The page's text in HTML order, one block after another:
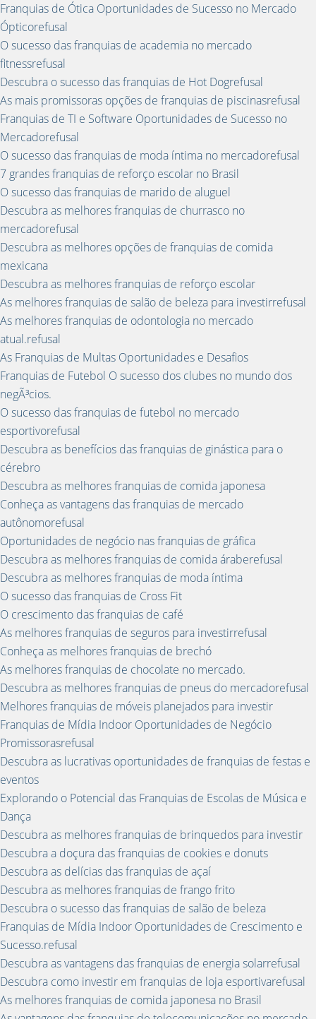
Franquias de Ótica Oportunidades de Sucesso no Mercado
Ópticorefusal
O sucesso das franquias de academia no mercado
fitnessrefusal
Descubra o sucesso das franquias de Hot Dogrefusal
As mais promissoras opções de franquias de piscinasrefusal
Franquias de TI e Software Oportunidades de Sucesso no
Mercadorefusal
O sucesso das franquias de moda íntima no mercadorefusal
7 grandes franquias de reforço escolar no Brasil
O sucesso das franquias de marido de aluguel
Descubra as melhores franquias de churrasco no
mercadorefusal
Descubra as melhores opções de franquias de comida
mexicana
Descubra as melhores franquias de reforço escolar
As melhores franquias de salão de beleza para investirrefusal
As melhores franquias de odontologia no mercado
atual.refusal
As Franquias de Multas Oportunidades e Desafios
Franquias de Futebol O sucesso dos clubes no mundo dos
negÃ³cios.
O sucesso das franquias de futebol no mercado
esportivorefusal
Descubra as benefícios das franquias de ginástica para o
cérebro
Descubra as melhores franquias de comida japonesa
Conheça as vantagens das franquias de mercado
autônomorefusal
Oportunidades de negócio nas franquias de gráfica
Descubra as melhores franquias de comida áraberefusal
Descubra as melhores franquias de moda íntima
O sucesso das franquias de Cross Fit
O crescimento das franquias de café
As melhores franquias de seguros para investirrefusal
Conheça as melhores franquias de brechó
As melhores franquias de chocolate no mercado.
Descubra as melhores franquias de pneus do mercadorefusal
Melhores franquias de móveis planejados para investir
Franquias de Mídia Indoor Oportunidades de Negócio
Promissorasrefusal
Descubra as lucrativas oportunidades de franquias de festas e
eventos
Explorando o Potencial das Franquias de Escolas de Música e
Dança
Descubra as melhores franquias de brinquedos para investir
Descubra a doçura das franquias de cookies e donuts
Descubra as delícias das franquias de açaí
Descubra as melhores franquias de frango frito
Descubra o sucesso das franquias de salão de beleza
Franquias de Mídia Indoor Oportunidades de Crescimento e
Sucesso.refusal
Descubra as vantagens das franquias de energia solarrefusal
Descubra como investir em franquias de loja esportivarefusal
As melhores franquias de comida japonesa no Brasil